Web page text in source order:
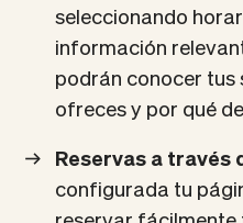
seleccionando
información
podrán conocer tus
ofreces y por qué
Reservas a través
configurada tu